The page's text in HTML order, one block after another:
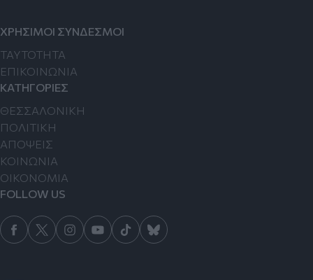
ΧΡΗΣΙΜΟΙ ΣΥΝΔΕΣΜΟΙ
TAYTOTHTA
ΕΠΙΚΟΙΝΩΝΙΑ
ΚΑΤΗΓΟΡΙΕΣ
ΘΕΣΣΑΛΟΝΙΚΗ
ΠΟΛΙΤΙΚΗ
ΑΠΟΨΕΙΣ
ΚΟΙΝΩΝΙΑ
ΟΙΚΟΝΟΜΙΑ
FOLLOW US